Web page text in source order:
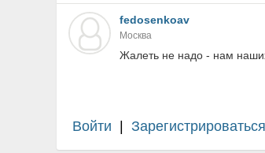
fedosenkoav
Москва
Жалеть не надо - нам
Войти Зарегистрироваться